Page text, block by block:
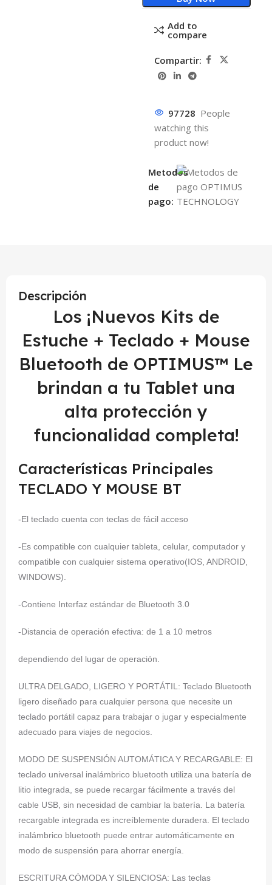
Add to
compare
Compartir:
97728 People
watching this
product now!
Metodos
de
pago:
Descripción
Los ¡Nuevos Kits de
Estuche + Teclado + Mouse
Bluetooth de OPTIMUS™ Le
brindan a tu Tablet una
alta protección y
funcionalidad completa!
Características Principales
TECLADO Y MOUSE BT
-El teclado cuenta con teclas de fácil acceso
-Es compatible con cualquier tableta, celular, computador y
compatible con cualquier sistema operativo(IOS, ANDROID,
WINDOWS).
-Contiene Interfaz estándar de Bluetooth 3.0
-Distancia de operación efectiva: de 1 a 10 metros
dependiendo del lugar de operación.
ULTRA DELGADO, LIGERO Y PORTÁTIL: Teclado Bluetooth
ligero diseñado para cualquier persona que necesite un
teclado portátil capaz para trabajar o jugar y especialmente
adecuado para viajes de negocios.
MODO DE SUSPENSIÓN AUTOMÁTICA Y RECARGABLE: El
teclado universal inalámbrico bluetooth utiliza una batería de
litio integrada, se puede recargar fácilmente a través del
cable USB, sin necesidad de cambiar la batería. La batería
recargable integrada es increíblemente duradera. El teclado
inalámbrico bluetooth puede entrar automáticamente en
modo de suspensión para ahorrar energía.
ESCRITURA CÓMODA Y SILENCIOSA: Las teclas